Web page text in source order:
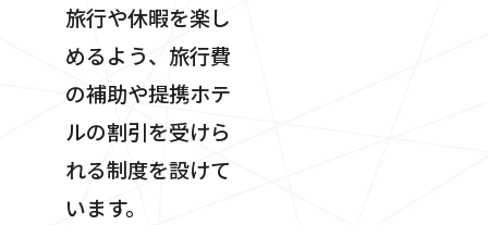
旅行や休暇を楽し
めるよう、旅行費
の補助や提携ホテ
ルの割引を受けら
れる制度を設けて
います。